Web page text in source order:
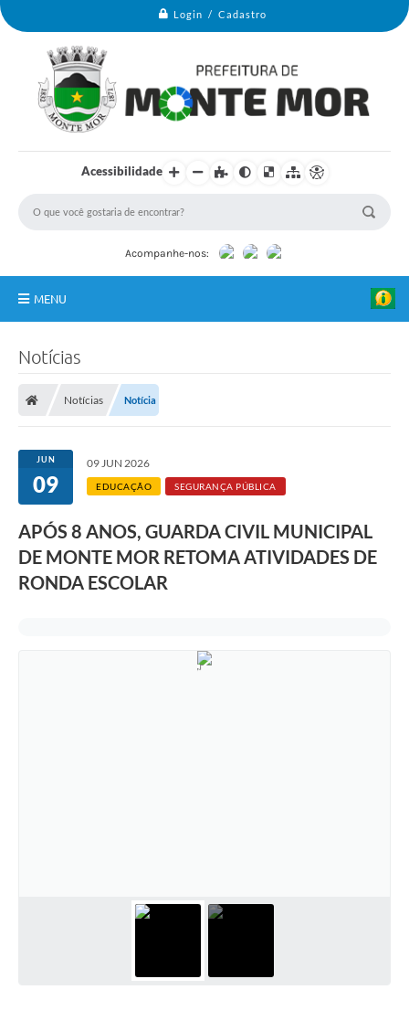
Login / Cadastro
Acessibilidade
Acompanhe-nos:
MENU
Portal do Cidadão
Links Úteis
Editais
A Prefeitura
Ouvidoria
Notícias
Notícias Notícia
JUN
09
09 JUN 2026
EDUCAÇÃO SEGURANÇA PÚBLICA
APÓS 8 ANOS, GUARDA CIVIL MUNICIPAL
DE MONTE MOR RETOMA ATIVIDADES DE
RONDA ESCOLAR